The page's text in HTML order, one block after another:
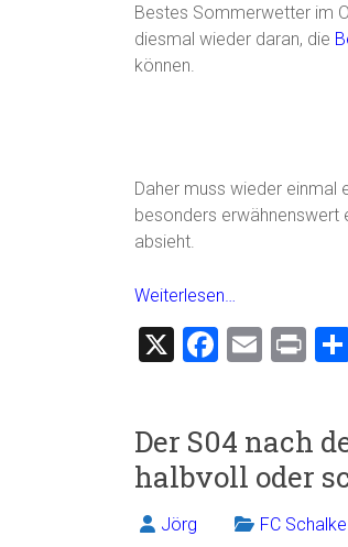
Bestes Sommerwetter im
diesmal wieder daran, die
können.
Daher muss wieder einmal
besonders erwähnenswert
absieht.
Weiterlesen…
X
F
b
o
ok
E
l
Pr
Der S04 nach
halbvoll oder
Jörg FC